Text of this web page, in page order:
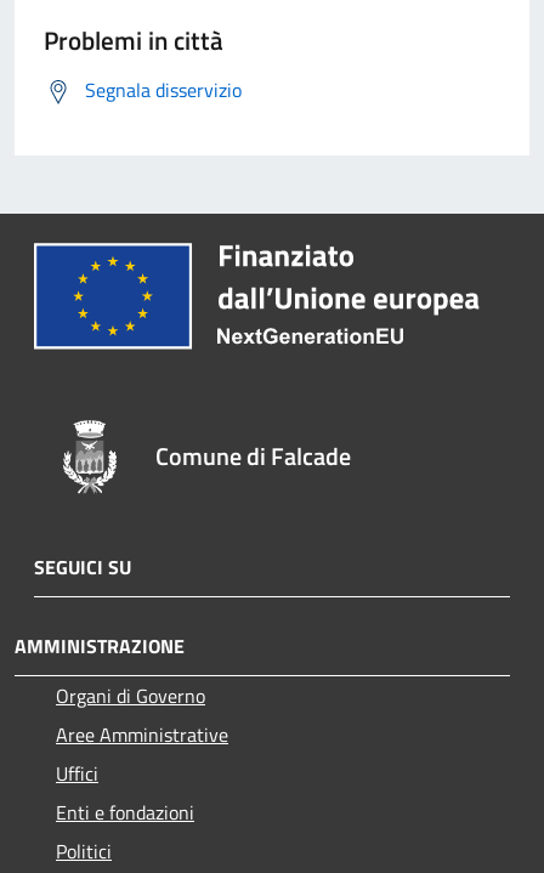
Problemi in città
Segnala disservizio
Comune di Falcade
SEGUICI SU
AMMINISTRAZIONE
Organi di Governo
Aree Amministrative
Uffici
Enti e fondazioni
Politici